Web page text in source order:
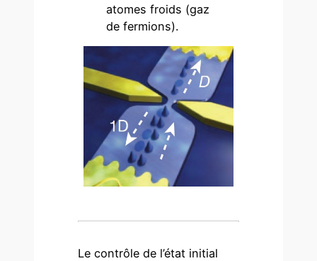
atomes froids (gaz
de fermions).
Le contrôle de l’état initial